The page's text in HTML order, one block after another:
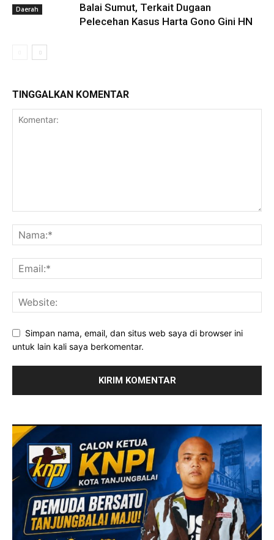
Daerah
Balai Sumut, Terkait Dugaan
Pelecehan Kasus Harta Gono Gini HN
TINGGALKAN KOMENTAR
Simpan nama, email, dan situs web saya di browser ini
untuk lain kali saya berkomentar.